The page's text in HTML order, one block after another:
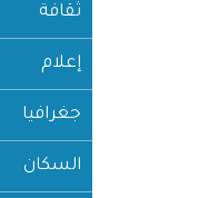
ثقافة
إعلام
جغرافيا
السكان